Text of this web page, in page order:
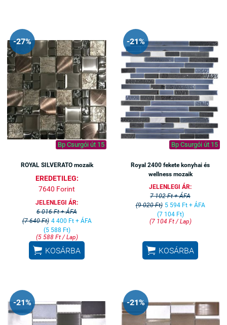
-27%
Bp Csurgói út 15
ROYAL SILVERATO mozaik
EREDETILEG:
7640 Forint
JELENLEGI ÁR:
6 016 Ft + ÁFA
(7 640 Ft) 4 400 Ft + ÁFA
(5 588 Ft)
(5 588 Ft / Lap)
 KOSÁRBA
-21%
Bp Csurgói út 15
Royal 2400 fekete konyhai és
wellness mozaik
JELENLEGI ÁR:
7 102 Ft + ÁFA
(9 020 Ft) 5 594 Ft + ÁFA
(7 104 Ft)
(7 104 Ft / Lap)
 KOSÁRBA
-21% -21%